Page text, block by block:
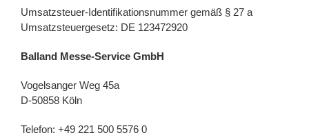
Umsatzsteuer-Identifikationsnummer gemäß § 27 a
Umsatzsteuergesetz: DE 123472920
Balland Messe-Service GmbH
Vogelsanger Weg 45a
D-50858 Köln
Telefon: +49 221 500 5576 0